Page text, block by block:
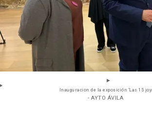
Inauguracion de la exposición 'Las 15
- AYTO ÁVILA